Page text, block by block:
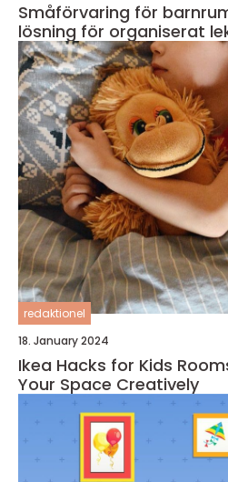
Småförvaring för
lösning för organiserat
redaktionel
18. January 2024
Ikea Hacks for Kids
Your Space Creatively